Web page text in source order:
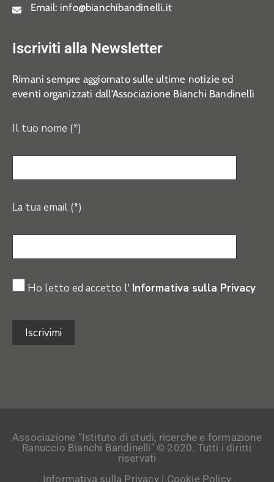
Email: info@bianchibandinelli.it
Iscriviti alla Newsletter
Rimani sempre aggiornato sulle ultime notizie ed
eventi organizzati dall’Associazione Bianchi Bandinelli
Il tuo nome (*)
La tua email (*)
Ho letto ed accetto l' Informativa sulla Privacy
Associazione “Istituto di studi, ricerche e formazione
Ranuccio Bianchi Bandinelli" © 2020. Tutti i diritti
riservati
Informativa sulla Privacy| Cookie Policy